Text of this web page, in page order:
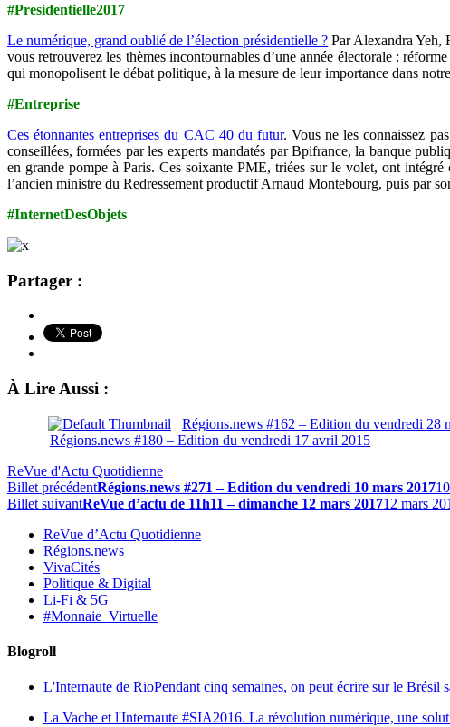
#Presidentielle2017
Le numérique, grand oublié de l’élection présidentielle ? Par Alexandra Yeh,
vous retrouverez les thèmes incontournables d’une année électorale :
qui monopolisent le débat politique, à la mesure de leur importance dans
#Entreprise
Ces étonnantes entreprises du CAC 40 du futur. Vous ne les connaissez
conseillées, formées par les experts mandatés par Bpifrance, la banque
en grande pompe à Paris. Ces soixante PME, triées sur le volet, ont
l’ancien ministre du Redressement productif Arnaud Montebourg, puis par
#InternetDesObjets
Partager :
À Lire Aussi :
Régions.news #162 – Edition du vendredi 28
Régions.news #180 – Edition du vendredi 17 avril 2015
ReVue d'Actu Quotidienne
Billet précédentRégions.news #271 – Edition du vendredi 10 mars 2017
Billet suivantReVue d’actu de 11h11 – dimanche 12 mars 201712 mars
ReVue d’Actu Quotidienne
Régions.news
VivaCités
Politique & Digital
Li-Fi & 5G
#Monnaie_Virtuelle
Blogroll
L'Internaute de RioPendant cinq semaines, on peut écrire sur le Brésil
La Vache et l'Internaute #SIA2016. La révolution numérique, une